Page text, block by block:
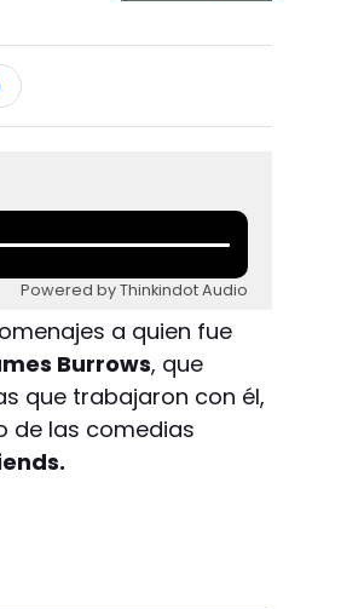
Powered by Thinkindot Audio
a quien fue
Burrows, que
que trabajaron con él,
de las comedias